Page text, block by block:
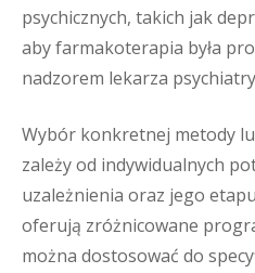
psychicznych, takich jak
aby farmakoterapia była
nadzorem lekarza
Wybór konkretnej metody
zależy od indywidualnych
uzależnienia oraz jego
oferują zróżnicowane
można dostosować do